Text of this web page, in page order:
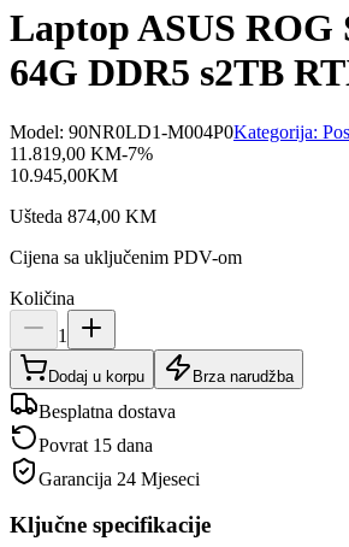
Laptop ASUS ROG
64G DDR5 s2TB
Model: 90NR0LD1-M004P0Kategorija:
11.819,00 KM-7%
10.945,00KM
Ušteda 874,00 KM
Cijena sa uključenim PDV-om
Količina
1
Dodaj u korpu Brza narudžba
Besplatna dostava
Povrat 15 dana
Garancija 24 Mjeseci
Ključne specifikacije